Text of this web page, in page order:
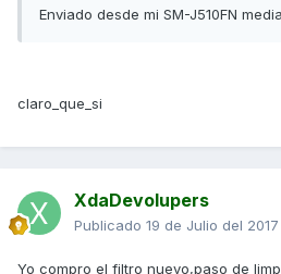
Enviado desde mi SM-J510FN
claro_que_si
XdaDevolupers
Publicado 19 de Julio del 2017
Yo compro el filtro nuevo,paso de